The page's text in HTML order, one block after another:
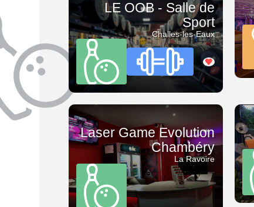
Parking privé
Terrasse
Vente à emporter
Wifi
LE OOB - Salle de
Sport
Challes-les-Eaux
Laser Game Evolution
Chambéry
La Ravoire